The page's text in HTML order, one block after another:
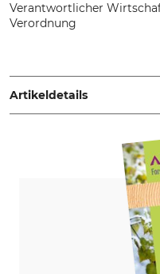
Verantwortlicher
Verordnung
www.keim.cc
Artikeldetails